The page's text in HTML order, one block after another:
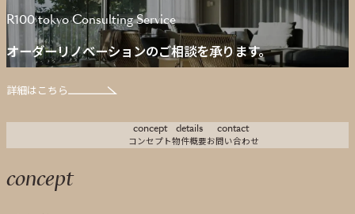
R100 tokyo Consulting Service
オーダーリノベーションのご相談を承ります。
詳細はこちら
concept
コンセプト
details
物件概要
contact
お問い合わせ
concept